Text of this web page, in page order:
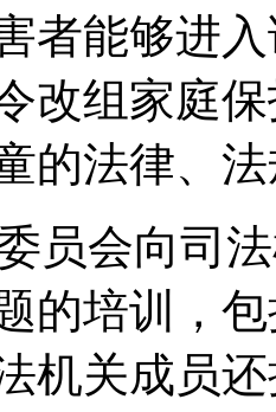
者能够进
改组家庭
的法律、
员会向司
的培训，
机关成员